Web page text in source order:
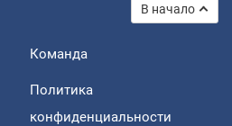
В начало
Команда
Политика
конфиденциальности